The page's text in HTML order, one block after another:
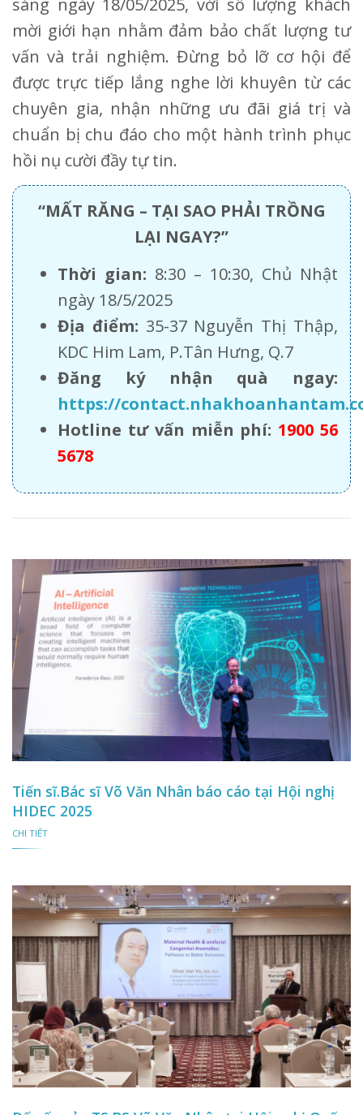
sáng ngày 18/05/2025, với số lượng khách
mời giới hạn nhằm đảm bảo chất lượng tư
vấn và trải nghiệm. Đừng bỏ lỡ cơ hội để
được trực tiếp lắng nghe lời khuyên từ các
chuyên gia, nhận những ưu đãi giá trị và
chuẩn bị chu đáo cho một hành trình phục
hồi nụ cười đầy tự tin.
“MẤT RĂNG – TẠI SAO PHẢI TRỒNG
LẠI NGAY?”
Thời gian: 8:30 – 10:30, Chủ Nhật
ngày 18/5/2025
Địa điểm: 35-37 Nguyễn Thị Thập,
KDC Him Lam, P.Tân Hưng, Q.7
Đăng ký nhận quà ngay:
https://
Hotline tư vấn miễn phí: 1900 56
5678
Tiến sĩ.Bác sĩ Võ Văn Nhân báo cáo tại Hội nghị
HIDEC 2025
CHI TIẾT